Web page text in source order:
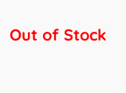
Out of Stock